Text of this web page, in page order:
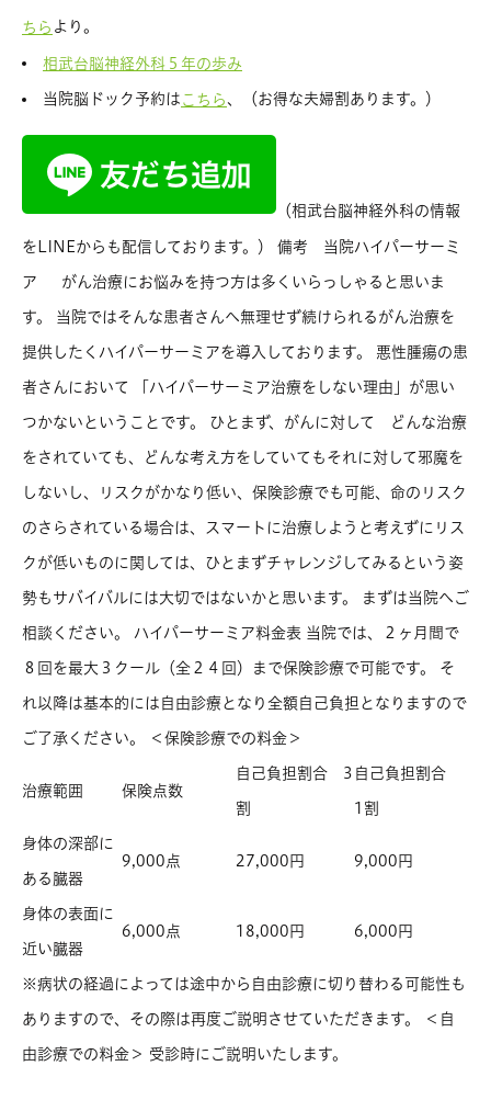
ちら より。
相武台脳神経外科５年の歩み
当院脳ドック予約は こちら、（お得な夫婦割あります。）
（相武台脳神経外科の情報
をLINEからも配信しております。） 備考 当院ハイパーサーミ
ア がん治療にお悩みを持つ方は多くいらっしゃると思いま
す。 当院ではそんな患者さんへ無理せず続けられるがん治療を
提供したくハイパーサーミアを導入しております。 悪性腫瘍の患
者さんにおいて 「ハイパーサーミア治療をしない理由」が思い
つかないということです。 ひとまず、がんに対して どんな治療
をされていても、どんな考え方をしていてもそれに対して邪魔を
しないし、リスクがかなり低い、保険診療でも可能、命のリスク
のさらされている場合は、スマートに治療しようと考えずにリス
クが低いものに関しては、ひとまずチャレンジしてみるという姿
勢もサバイバルには大切ではないかと思います。 まずは当院へご
相談ください。 ハイパーサーミア料金表 当院では、２ヶ月間で
８回を最大３クール（全２４回）まで保険診療で可能です。 そ
れ以降は基本的には自由診療となり全額自己負担となりますので
ご了承ください。 ＜保険診療での料金＞
治療範囲 保険点数
自己負担割合 3
割
自己負担割合
1割
身体の深部に
ある臓器
9,000点 27,000円 9,000円
身体の表面に
近い臓器
6,000点 18,000円 6,000円
※病状の経過によっては途中から自由診療に切り替わる可能性も
ありますので、その際は再度ご説明させていただきます。 ＜自
由診療での料金＞ 受診時にご説明いたします。